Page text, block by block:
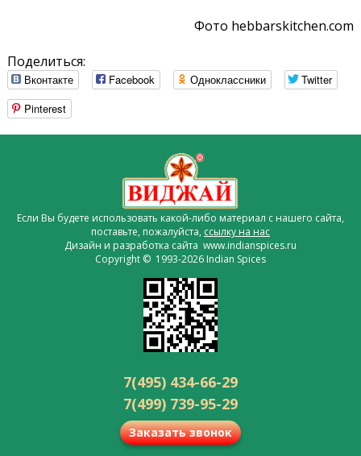
Фото hebbarskitchen.com
Поделиться:
Вконтакте Facebook Одноклассники
Twitter
Pinterest
Если Вы будете использовать какой-либо материал с нашего сайта,
поставьте, пожалуйста, ссылку на нас
Дизайн и разработка сайта www.indianspices.ru
Copyright © 1993-2026 Indian Spices
7(495) 434-66-29
7(499) 739-95-29
Заказать звонок